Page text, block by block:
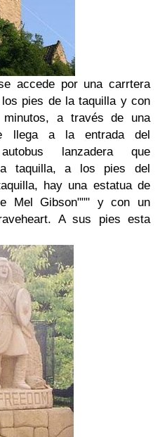
accede por una carrtera
pies de la taquilla y con
a través de una
llega a la entrada del
lanzadera que
taquilla, a los pies del
hay una estatua de
Mel Gibson""" y con un
A sus pies esta